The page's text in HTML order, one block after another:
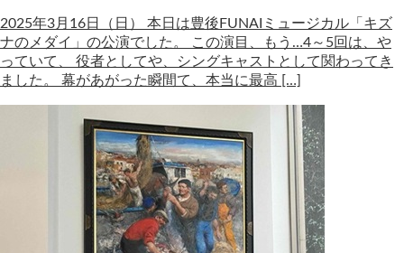
2025年3月16日（日） 本日は豊後FUNAIミュージカル「キズ
ナのメダイ」の公演でした。 この演目、もう…4～5回は、や
っていて、 役者としてや、シングキャストとして関わってき
ました。 幕があがった瞬間て、本当に最高 […]